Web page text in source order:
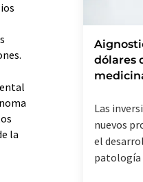
la
dólares
Las
nuevos
el
patología